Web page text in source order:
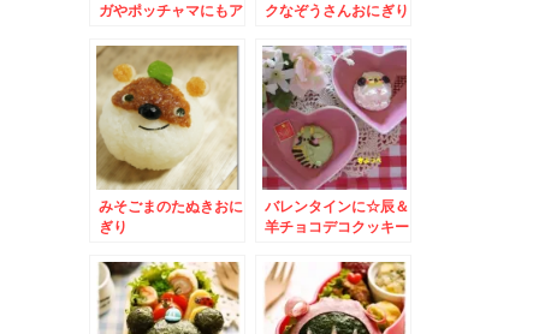
ガやポッチャマにもア
クなぞうさんおにぎり
みそごまのたぬきおに
ぎり
バレンタインに☆辰＆
羊チョコデコクッキー